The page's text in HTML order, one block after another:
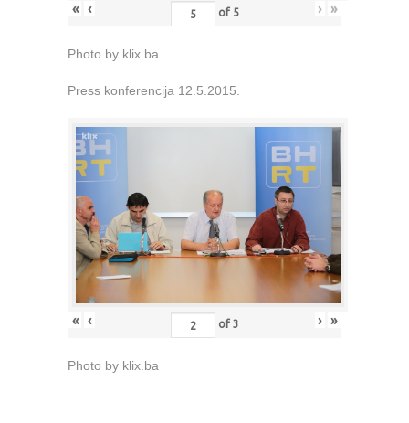
« ‹ of 5 › »
Photo by klix.ba
Press konferencija 12.5.2015.
« ‹ of 3 › »
Photo by klix.ba